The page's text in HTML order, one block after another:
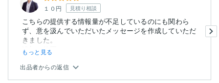
１０円 見積り相談
こちらの提供する情報量が不足しているのにも関わら
ず、意を汲んでいただいたメッセージを作成していただ
きました。
追加の修正...
もっと見る
出品者からの返信